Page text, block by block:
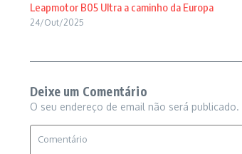
Leapmotor B05 Ultra a caminho da Europa
24/Out/2025
Deixe um Comentário
O seu endereço de email não será publicado.